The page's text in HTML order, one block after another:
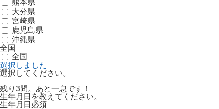
熊本県
大分県
宮崎県
鹿児島県
沖縄県
全国
全国
選択しました
選択してください。
残り3問。あと一息です！
生年月日を教えてください。
生年月日 必須